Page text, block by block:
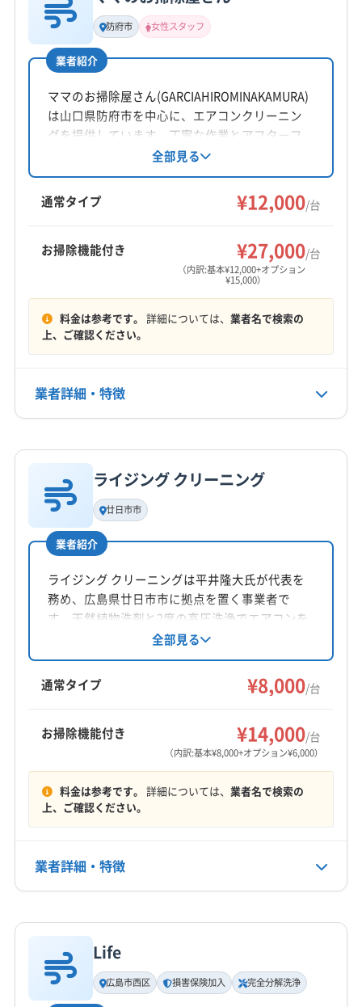
基本情報
代表者名
藤本
所在地
山口県宇部市野中1丁目6-22-3
対応地域
下関市 下松市
山陽小野田市
周南市 長門市 萩市 美祢市
防府市
柳井市
阿武郡阿武町
(福岡県) 北九州市小倉南区
(福岡県) 北九州市小倉北区
(福岡県) 北九州市八幡東区
定休日
年中無休
080-3760-3631
防府市 女性スタッフ
業者紹介
ママのお掃除屋さん(GARCIAHIROMINAKAMURA)
は山口県防府市を中心に、エアコンクリーニン
グを提供しています。丁寧な作業とアフターフ
ォローが強み。基本料金12,000円からで、複数台
割引や消臭抗菌コート等のオプションもありま
す。年中9時〜17時まで営業し、土日祝日も対応
可能です。女性スタッフも在籍しています。
全部見る
通常タイプ ¥12,000/台
お掃除機能付き ¥27,000/台
（内訳:基本¥12,000+オプション
¥15,000）
料金は参考です。 詳細については、 業者名で検索の
上、ご確認ください。
業者詳細・特徴
基本情報
代表者名
GARCIAHIROMINAKAMURA
所在地
山口県防府市牟礼495-1
対応地域
下松市 山口市
防府市
なし
電話番号
公式HP
公式サイトなし
ライジング クリーニング
廿日市市
業者紹介
ライジング クリーニングは平井隆大氏が代表を
務め、広島県廿日市市に拠点を置く事業者で
す。天然植物洗剤と2度の高圧洗浄でエアコンを
徹底洗浄し、アレルギー対策にも注力。消臭抗
菌コートや室外機洗浄などのオプションも提供
し、土日祝日も対応可能です。
全部見る
通常タイプ ¥8,000/台
お掃除機能付き ¥14,000/台
（内訳:基本¥8,000+オプション¥6,000）
料金は参考です。 詳細については、 業者名で検索の
上、ご確認ください。
業者詳細・特徴
基本情報
代表者名
平井隆大
Life
広島市西区 損害保険加入 完全分解洗浄